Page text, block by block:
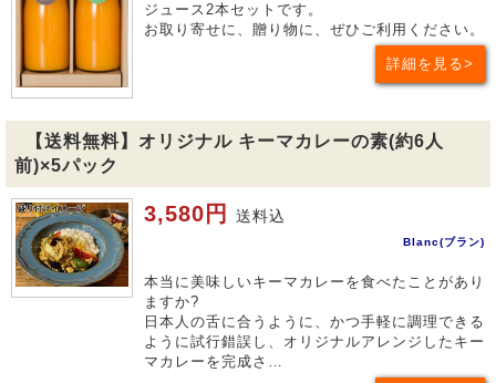
ジュース2本セットです。
お取り寄せに、贈り物に、ぜひご利用ください。
詳細を見る
【送料無料】オリジナル キーマカレーの素(約6人
前)×5パック
3,580円 送料込
Blanc(ブラン)
本当に美味しいキーマカレーを食べたことがあり
ますか?
日本人の舌に合うように、かつ手軽に調理できる
ように試行錯誤し、オリジナルアレンジしたキー
マカレーを完成さ…